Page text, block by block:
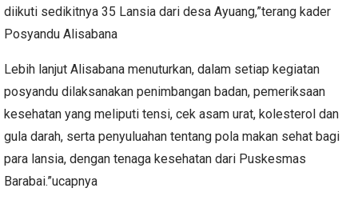
diikuti sedikitnya 35 Lansia dari desa Ayuang,”terang kader
Posyandu Alisabana
Lebih lanjut Alisabana menuturkan, dalam setiap kegiatan
posyandu dilaksanakan penimbangan badan, pemeriksaan
kesehatan yang meliputi tensi, cek asam urat, kolesterol dan
gula darah, serta penyuluahan tentang pola makan sehat bagi
para lansia, dengan tenaga kesehatan dari Puskesmas
Barabai.”ucapnya